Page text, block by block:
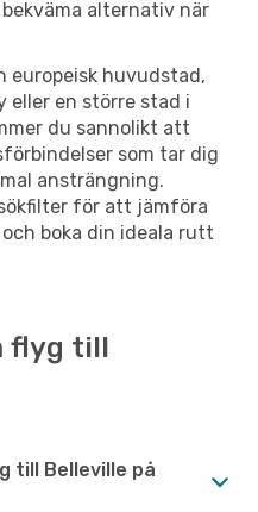
alternativ när
europeisk huvudstad,
eller en större stad i
du sannolikt att
som tar dig
ansträngning.
för att jämföra
boka din ideala rutt
flyg till
till Belleville på